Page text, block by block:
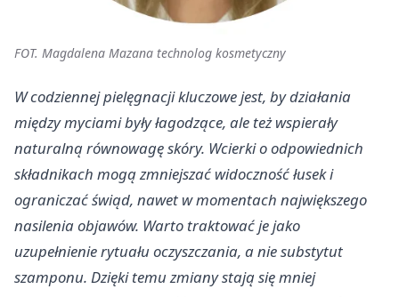
FOT. Magdalena Mazana technolog kosmetyczny
W codziennej pielęgnacji kluczowe jest, by działania
między myciami były łagodzące, ale też wspierały
naturalną równowagę skóry. Wcierki o odpowiednich
składnikach mogą zmniejszać widoczność łusek i
ograniczać świąd, nawet w momentach największego
nasilenia objawów. Warto traktować je jako
uzupełnienie rytuału oczyszczania, a nie substytut
szamponu. Dzięki temu zmiany stają się mniej